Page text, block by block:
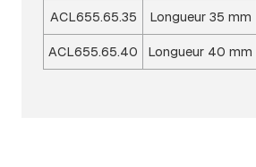
ACL655.65.35 Longueur 35 mm
ACL655.65.40 Longueur 40 mm